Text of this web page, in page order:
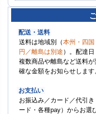
配送・送料
送料は地域別（本州・四
円／離島は別途 ）。配達
複数商品や離島など送料
確な金額をお知らせします
お支払い
お振込み／カード／代引
ード・各種pay）からお選